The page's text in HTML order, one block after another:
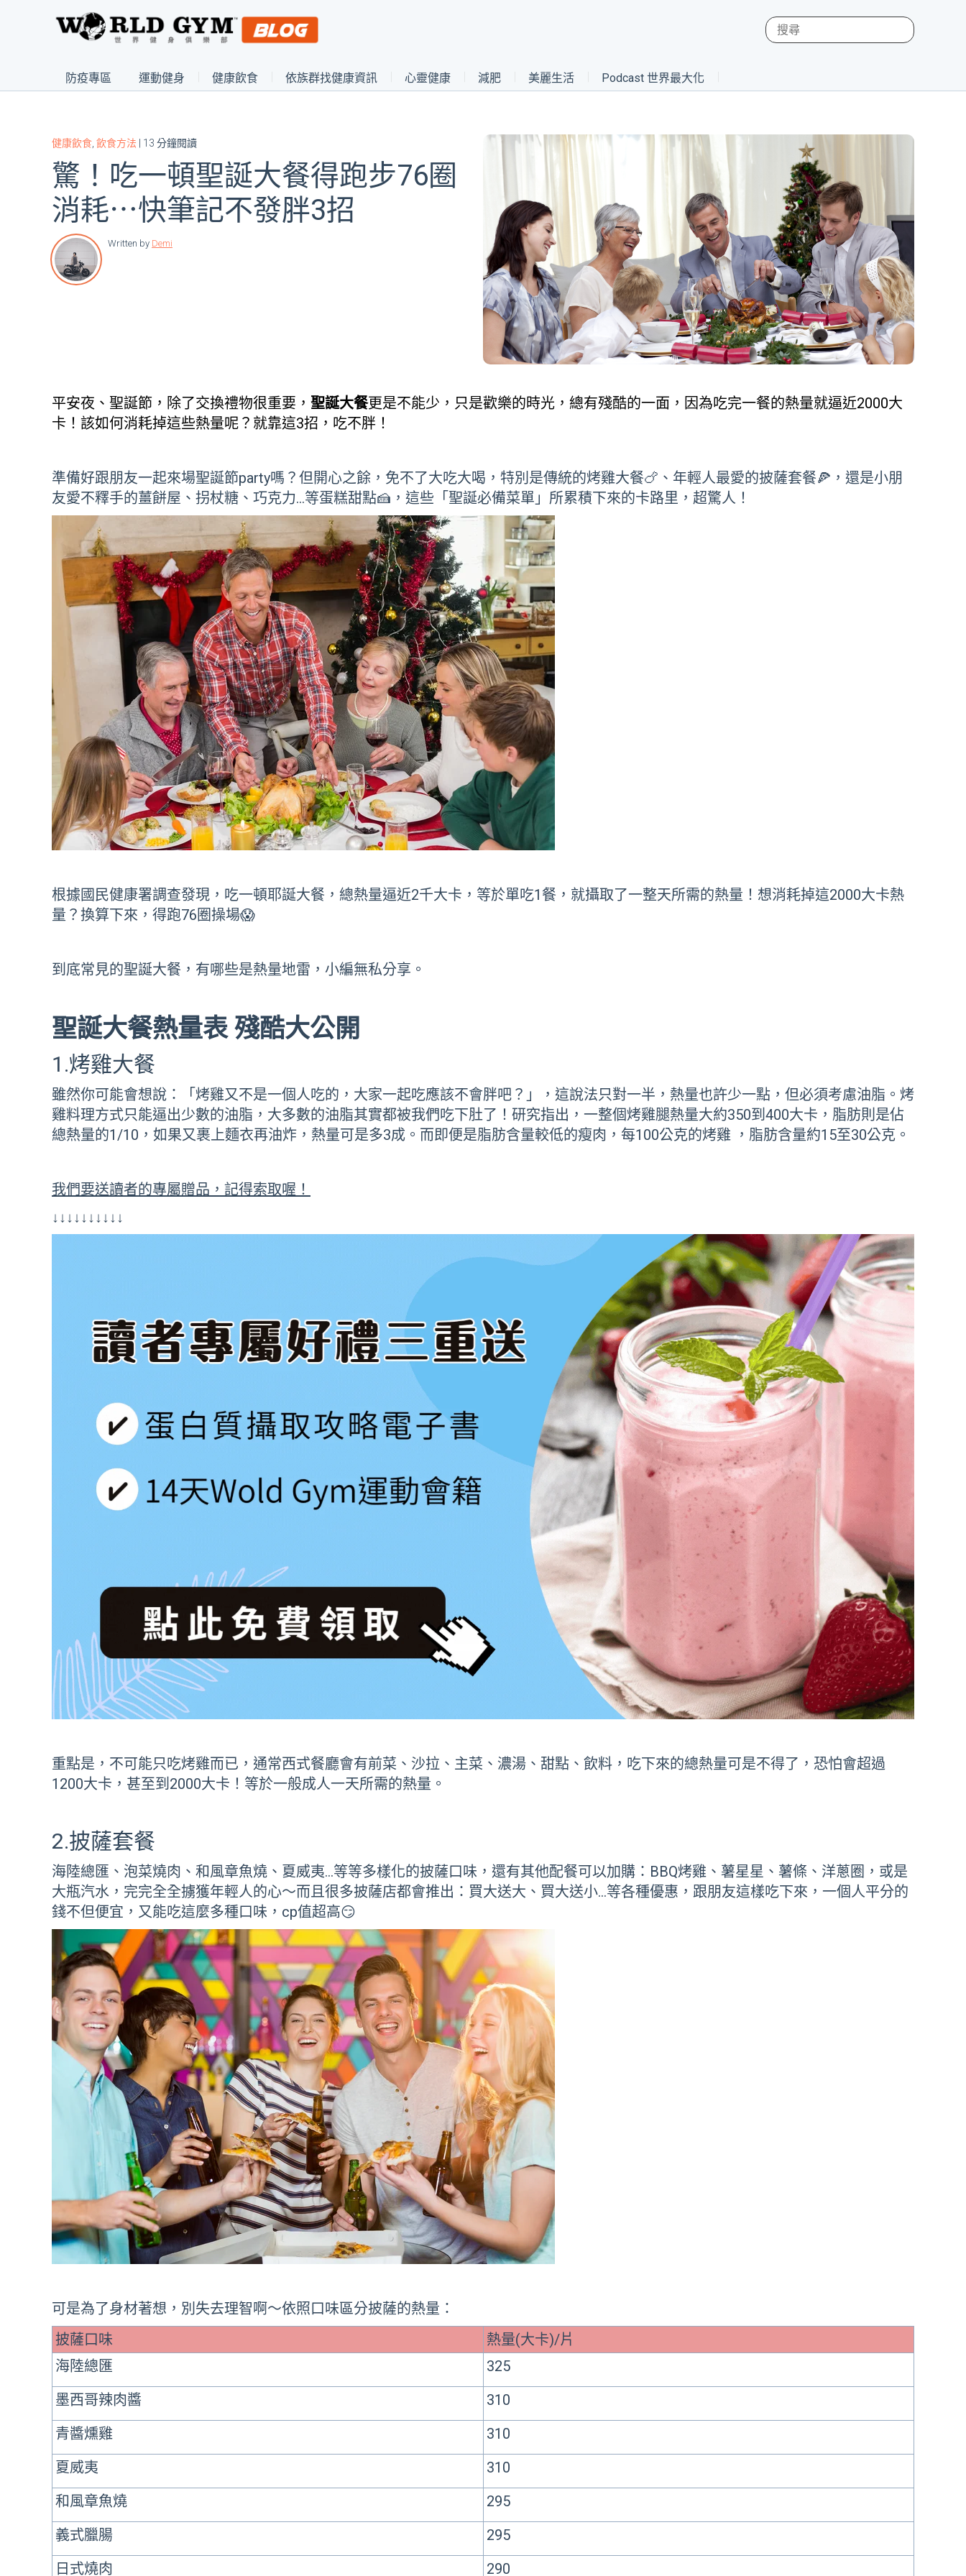
防疫專區 運動健身 健康飲食 依族群找健康資訊 心靈健康 減肥 美麗生活 Podcast 世界最大化
健康飲食 飲食方法 | 13 分鐘閱讀
驚！吃一頓聖誕大餐得跑步76圈
消耗⋯快筆記不發胖3招
Written by Demi
平安夜、聖誕節，除了交換禮物很重要， 聖誕大餐更是不能少，只是歡樂的時光，總有殘酷的一面，因為吃完一餐的熱量就逼近2000大
卡！該如何消耗掉這些熱量呢？就靠這3招，吃不胖！
準備好跟朋友一起來場聖誕節party嗎？但開心之餘，免不了大吃大喝，特別是傳統的烤雞大餐🍗、年輕人最愛的披薩套餐🍕，還是小朋
友愛不釋手的薑餅屋、拐杖糖、巧克力…等蛋糕甜點🍰，這些「聖誕必備菜單」所累積下來的卡路里，超驚人！
根據國民健康署調查發現，吃一頓耶誕大餐，總熱量逼近2千大卡，等於單吃1餐，就攝取了一整天所需的熱量！想消耗掉這2000大卡熱
量？換算下來，得跑76圈操場😱
到底常見的聖誕大餐，有哪些是熱量地雷，小編無私分享。
聖誕大餐熱量表 殘酷大公開
1.烤雞大餐
雖然你可能會想說：「烤雞又不是一個人吃的，大家一起吃應該不會胖吧？」，這說法只對一半，熱量也許少一點，但必須考慮油脂。烤
雞料理方式只能逼出少數的油脂，大多數的油脂其實都被我們吃下肚了！研究指出，一整個烤雞腿熱量大約350到400大卡，脂肪則是佔
總熱量的1/10，如果又裹上麵衣再油炸，熱量可是多3成。而即便是脂肪含量較低的瘦肉，每100公克的烤雞 ，脂肪含量約15至30公克。
我們要送讀者的專屬贈品，記得索取喔！
↓↓↓↓↓↓↓↓↓↓
重點是，不可能只吃烤雞而已，通常西式餐廳會有前菜、沙拉、主菜、濃湯、甜點、飲料，吃下來的總熱量可是不得了，恐怕會超過
1200大卡，甚至到2000大卡！等於一般成人一天所需的熱量。
2.披薩套餐
海陸總匯、泡菜燒肉、和風章魚燒、夏威夷…等等多樣化的披薩口味，還有其他配餐可以加購：BBQ烤雞、薯星星、薯條、洋蔥圈，或是
大瓶汽水，完完全全擄獲年輕人的心～而且很多披薩店都會推出：買大送大、買大送小…等各種優惠，跟朋友這樣吃下來，一個人平分的
錢不但便宜，又能吃這麼多種口味，cp值超高😏
可是為了身材著想，別失去理智啊～依照口味區分披薩的熱量：
披薩口味
熱量(大卡)/片
海陸總匯
325
墨西哥辣肉醬
310
青醬燻雞
310
夏威夷
310
和風章魚燒
295
義式臘腸
295
日式燒肉
290